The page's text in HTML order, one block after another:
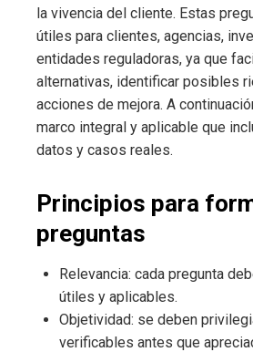
la vivencia del cliente. Estas
útiles para clientes, agencias,
entidades reguladoras, ya que
alternativas, identificar posibles
acciones de mejora. A
marco integral y aplicable que
datos y casos reales.
Principios para
preguntas
Relevancia: cada pregunta
útiles y aplicables.
Objetividad: se deben
verificables antes que